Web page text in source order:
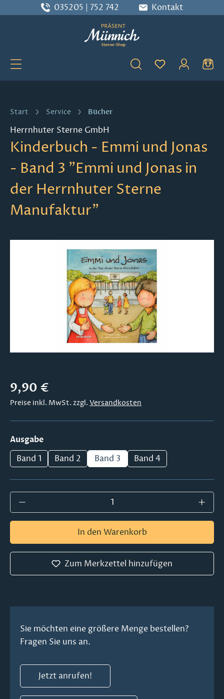
Zum Hauptinhalt springen
035205 | 752 742 Kontakt
Du hast 0
Start Service Bücher
Herrnhuter Sterne GmbH
Kinderbuch - Emmi und Jonas
- Band 3 "Emmi und Jonas in
der Herrnhuter Sterne
Manufaktur"
Regulärer Preis:
9,90 €
Preise inkl. MwSt. zzgl. Versandkosten
Ausgabeauswählen
Band 1
Band 2 Band 3 Band 4
Produkt Anzahl: Gib den gewünschten
In den Warenkorb
Zum Merkzettel hinzufügen
Sie möchten eine größere Menge bestellen?
Fragen Sie uns an.
Jetzt anrufen!